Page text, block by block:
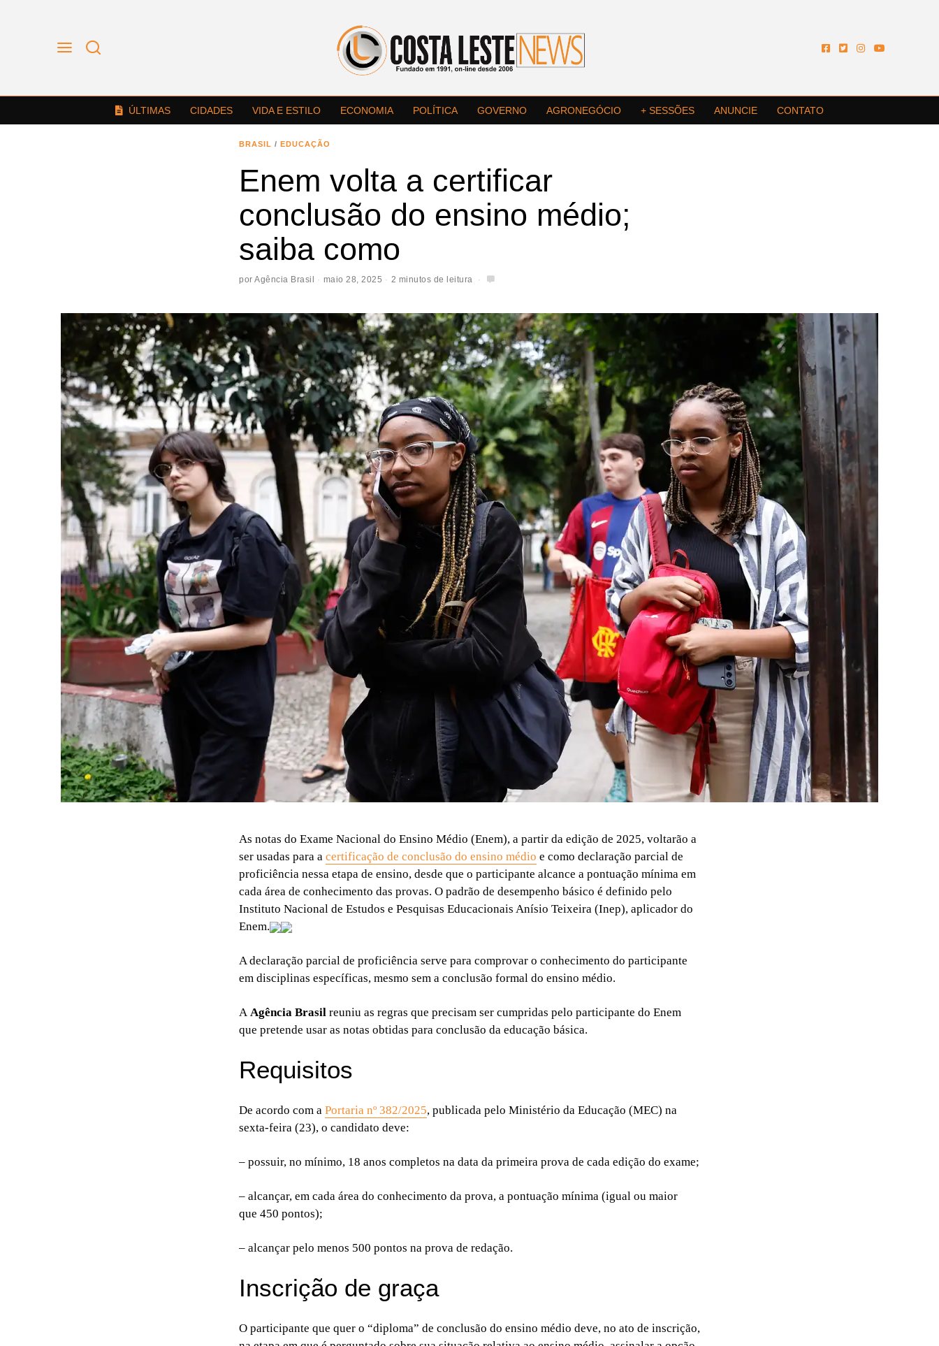
ÚLTIMAS CIDADES VIDA E ESTILO ECONOMIA POLÍTICA GOVERNO AGRONEGÓCIO + SESSÕES ANUNCIE CONTATO
BRASIL / EDUCAÇÃO
Enem volta a certificar
conclusão do ensino médio;
saiba como
por Agência Brasil maio 28, 2025 2 minutos de leitura
As notas do Exame Nacional do Ensino Médio (Enem), a partir da edição de 2025, voltarão a
ser usadas para a certificação de conclusão do ensino médio e como declaração parcial de
proficiência nessa etapa de ensino, desde que o participante alcance a pontuação mínima em
cada área de conhecimento das provas. O padrão de desempenho básico é definido pelo
Instituto Nacional de Estudos e Pesquisas Educacionais Anísio Teixeira (Inep), aplicador do
Enem.
A declaração parcial de proficiência serve para comprovar o conhecimento do participante
em disciplinas específicas, mesmo sem a conclusão formal do ensino médio.
A Agência Brasil reuniu as regras que precisam ser cumpridas pelo participante do Enem
que pretende usar as notas obtidas para conclusão da educação básica.
Requisitos
De acordo com a Portaria nº 382/2025, publicada pelo Ministério da Educação (MEC) na
sexta-feira (23), o candidato deve:
– possuir, no mínimo, 18 anos completos na data da primeira prova de cada edição do exame;
– alcançar, em cada área do conhecimento da prova, a pontuação mínima (igual ou maior
que 450 pontos);
– alcançar pelo menos 500 pontos na prova de redação.
Inscrição de graça
O participante que quer o “diploma” de conclusão do ensino médio deve, no ato de inscrição,